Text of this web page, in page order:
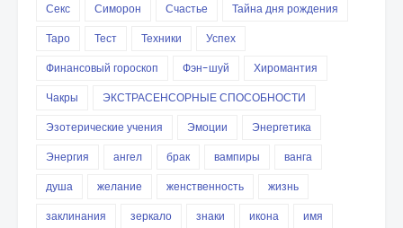
Секс
Симорон Счастье
Тайна дня рождения
Таро
Тест Техники
Успех
Финансовый гороскоп
Фэн-шуй
Хиромантия
Чакры
ЭКСТРАСЕНСОРНЫЕ СПОСОБНОСТИ
Эзотерические учения
Эмоции
Энергетика
Энергия
ангел брак вампиры
ванга
душа
желание женственность
жизнь
заклинания
зеркало знаки икона
имя